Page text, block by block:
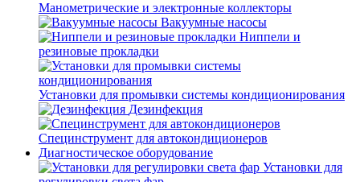
Манометрические и электронные коллекторы
Вакуумные насосы
Ниппели и
резиновые прокладки
Установки для промывки системы кондиционирования
Дезинфекция
Специнструмент для автокондиционеров
Диагностическое оборудование
Установки для